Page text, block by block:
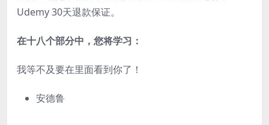
Udemy 30天退款保证。
在十八个部分中，您将学习：
我等不及要在里面看到你了！
安德鲁